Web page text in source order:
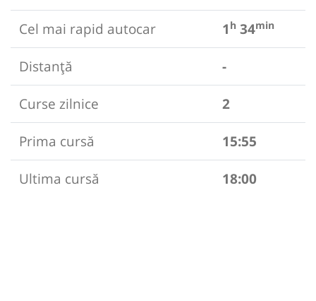
Cel mai rapid autocar
1 h 34min
Distanță
-
Curse zilnice
2
Prima cursă
15:55
Ultima cursă
18:00